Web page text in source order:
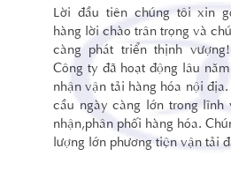
Lời đầu tiên chúng tôi xin
hàng lời chào trân trọng và
càng phát triển thịnh
Công ty đã hoạt động lâu
nhận vận tải hàng hóa nội
cầu ngày càng lớn trong lĩnh
nhận,phân phối hàng hóa.
lượng lớn phương tiện vận tải